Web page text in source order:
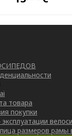
товара
покупки
размеров рамы